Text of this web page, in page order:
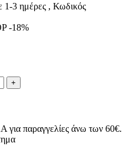
3 ημέρες , Κωδικός
-18%
+
παραγγελίες άνω των 60€.